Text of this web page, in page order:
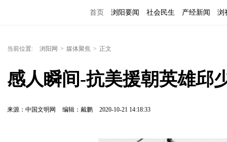
首页 浏阳要闻 社会民生 产经新闻 浏
当前位置: 浏阳网 > 媒体聚焦 > 正文
感人瞬间-抗美援朝英雄邱
来源：中国文明网 编辑：戴鹏 2020-10-21 14:18:33